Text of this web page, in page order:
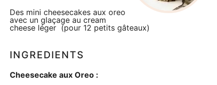
Des mini cheesecakes aux oreo
avec un glaçage au cream
cheese léger (pour 12 petits gâteaux)
INGREDIENTS
Cheesecake aux Oreo :